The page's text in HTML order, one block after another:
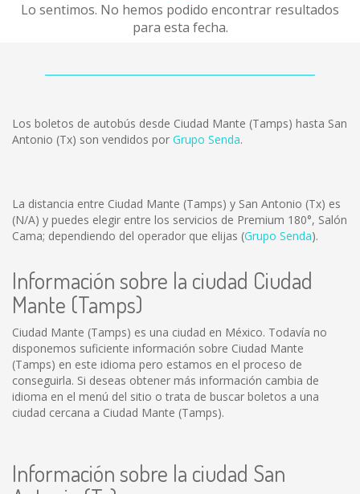
Lo sentimos. No hemos podido encontrar resultados
para esta fecha.
Los boletos de autobús desde Ciudad Mante (Tamps) hasta San
Antonio (Tx) son vendidos por Grupo Senda.
La distancia entre Ciudad Mante (Tamps) y San Antonio (Tx) es
(N/A) y puedes elegir entre los servicios de Premium 180°, Salón
Cama; dependiendo del operador que elijas (Grupo Senda).
Información sobre la ciudad Ciudad
Mante (Tamps)
Ciudad Mante (Tamps) es una ciudad en México. Todavía no
disponemos suficiente información sobre Ciudad Mante
(Tamps) en este idioma pero estamos en el proceso de
conseguirla. Si deseas obtener más información cambia de
idioma en el menú del sitio o trata de buscar boletos a una
ciudad cercana a Ciudad Mante (Tamps).
Información sobre la ciudad San